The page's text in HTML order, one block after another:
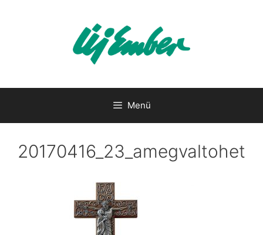
Menü
20170416_23_amegvaltohet